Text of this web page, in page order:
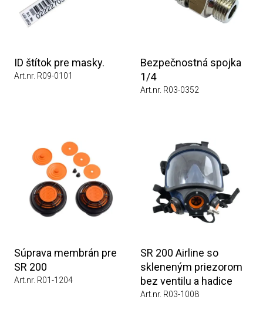
ID štítok pre masky.
Art.nr. R09-0101
Bezpečnostná spojka
1/4
Art.nr. R03-0352
Súprava membrán pre
SR 200
Art.nr. R01-1204
SR 200 Airline so
skleneným priezorom
bez ventilu a hadice
Art.nr. R03-1008